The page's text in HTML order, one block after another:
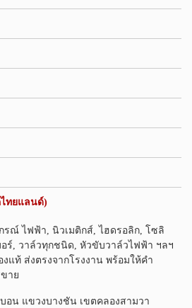
ไทยแลนด์)
รณ์ ไฟฟ้า, นิวเมติกส์, ไฮดรอลิก, โซลิ
อร์, วาล์วทุกชนิด, หัวขับวาล์วไฟฟ้า ฯลฯ
แท้ ส่งตรงจากโรงงาน พร้อมให้คำ
าย
อน แขวงบางชัน เขตคลองสามวา